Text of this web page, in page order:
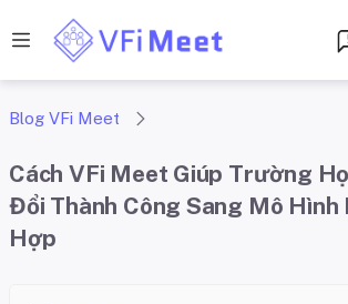
Blog VFi Meet
Cách VFi Meet Giúp Trường
Đổi Thành Công Sang Mô Hình
Hợp